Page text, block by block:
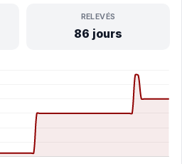
RELEVÉS
86 jours